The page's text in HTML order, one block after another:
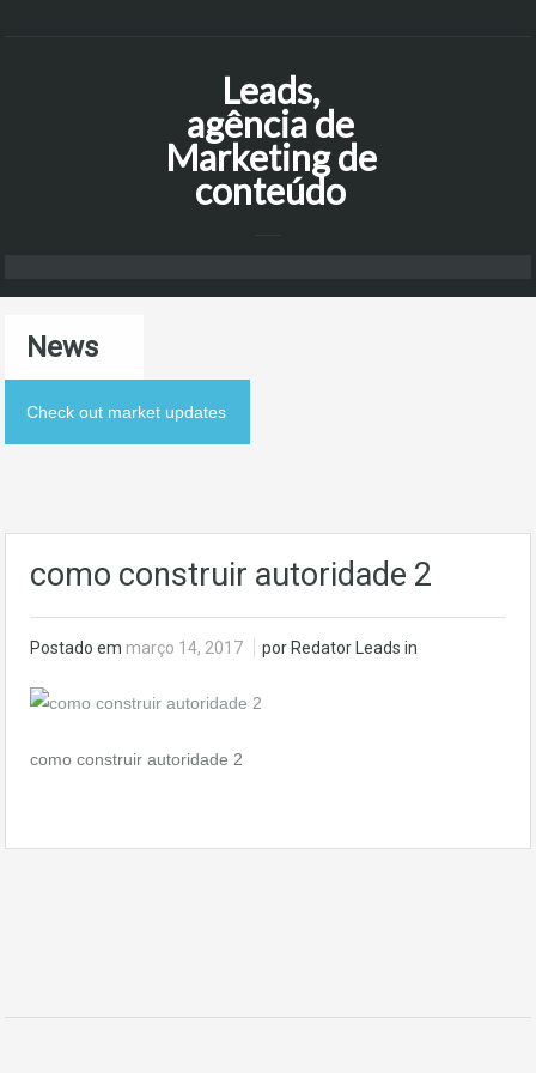
Leads,
agência de
Marketing de
conteúdo
News
Check out market updates
como construir autoridade 2
Postado em março 14, 2017 por Redator Leads in
como construir autoridade 2